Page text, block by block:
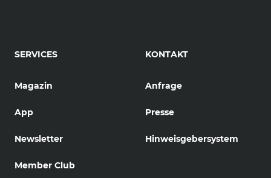
SERVICES
Magazin
App
Newsletter
Member Club
KONTAKT
Anfrage
Presse
Hinweisgebersystem